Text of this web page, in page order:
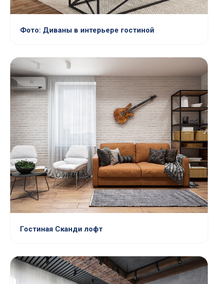
Фото: Диваны в интерьере гостиной
Гостиная Сканди лофт